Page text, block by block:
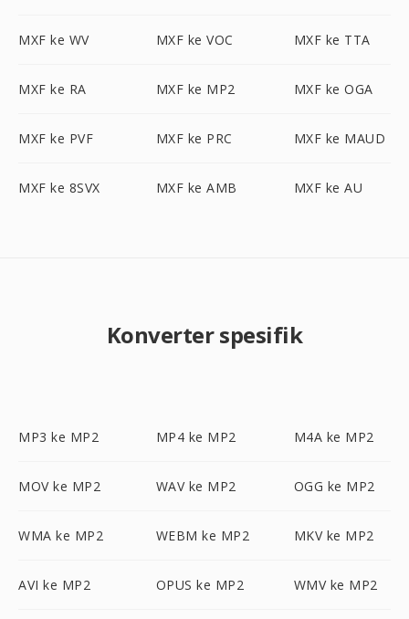
MXF ke WV MXF ke VOC MXF ke TTA
MXF ke RA MXF ke MP2 MXF ke OGA
MXF ke PVF MXF ke PRC MXF ke MAUD
MXF ke 8SVX MXF ke AMB MXF ke AU
Konverter spesifik
MP3 ke MP2 MP4 ke MP2 M4A ke MP2
MOV ke MP2 WAV ke MP2 OGG ke MP2
WMA ke MP2 WEBM ke MP2 MKV ke MP2
AVI ke MP2 OPUS ke MP2 WMV ke MP2